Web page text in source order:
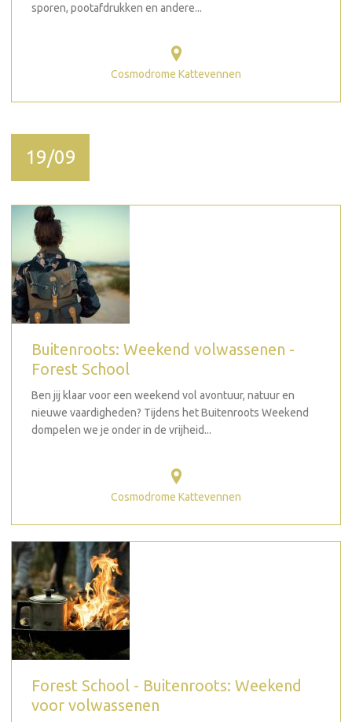
sporen, pootafdrukken en andere...
Cosmodrome Kattevennen
19/09
Buitenroots: Weekend volwassenen -
Forest School
Ben jij klaar voor een weekend vol avontuur, natuur en
nieuwe vaardigheden? Tijdens het Buitenroots Weekend
dompelen we je onder in de vrijheid...
Cosmodrome Kattevennen
Forest School - Buitenroots: Weekend
voor volwassenen